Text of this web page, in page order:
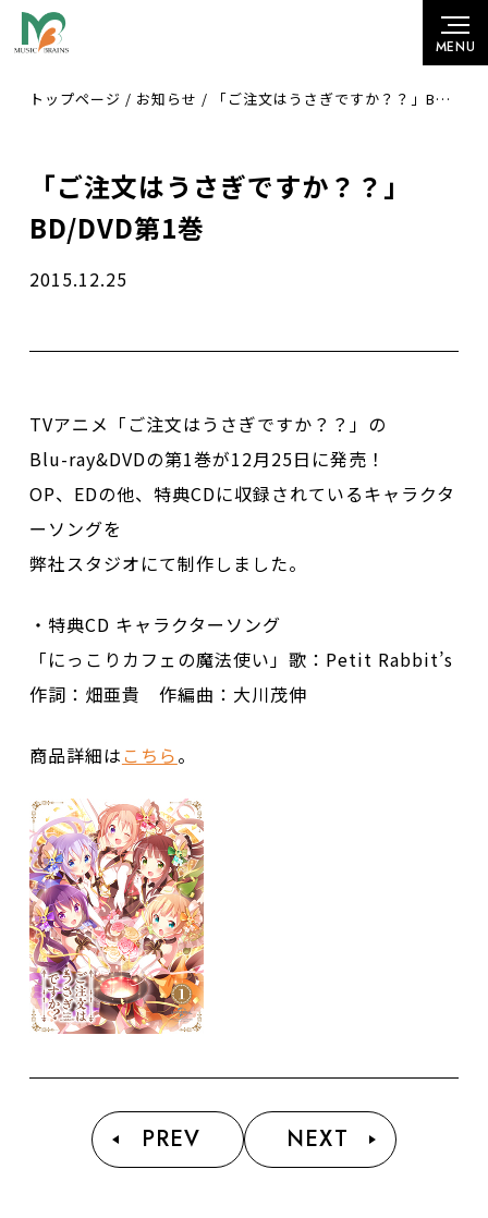
トップページ / お知らせ / 「ご注文はうさぎですか？？」BD/DVD第1巻
「ご注文はうさぎですか？？」
BD/DVD第1巻
2015.12.25
TVアニメ「ご注文はうさぎですか？？」の
Blu-ray&DVDの第1巻が12月25日に発売！
OP、EDの他、特典CDに収録されているキャラクタ
ーソングを
弊社スタジオにて制作しました。
・特典CD キャラクターソング
「にっこりカフェの魔法使い」歌：Petit Rabbit’s
作詞：畑亜貴 作編曲：大川茂伸
商品詳細は こちら。
PREV NEXT